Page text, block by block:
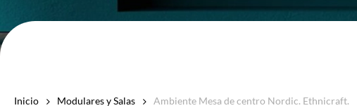
Inicio Modulares y Salas Ambiente Mesa de centro Nordic. Ethnicraft.